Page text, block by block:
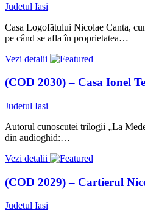
Judetul Iasi
Casa Logofătului Nicolae Canta,
pe când se afla în proprietatea…
Vezi detalii
(COD 2030) – Casa Ionel
Judetul Iasi
Autorul cunoscutei trilogii „La
din audioghid:…
Vezi detalii
(COD 2029) – Cartierul
Judetul Iasi